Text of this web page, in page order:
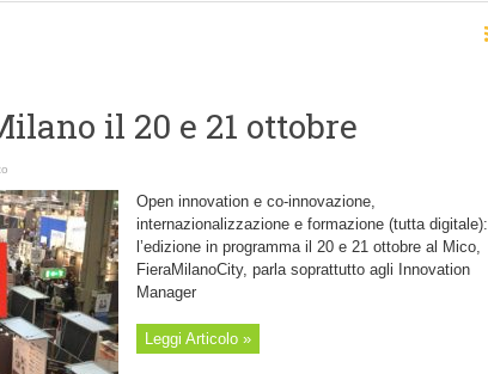
il 20 e 21 ottobre
Open innovation e co-innovazione,
internazionalizzazione e formazione (tutta digitale):
l’edizione in programma il 20 e 21 ottobre al Mico,
FieraMilanoCity, parla soprattutto agli Innovation
Manager
Leggi Articolo »